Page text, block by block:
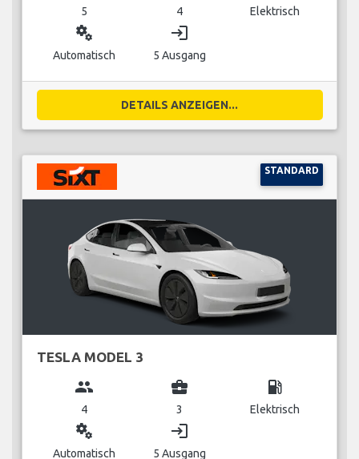
5 4 Elektrisch
miscellaneous_services
Automatisch
login
5 Ausgang
DETAILS ANZEIGEN...
STANDARD
TESLA MODEL 3
group
4
business_center
3
local_gas_station
Elektrisch
miscellaneous_services
Automatisch
login
5 Ausgang